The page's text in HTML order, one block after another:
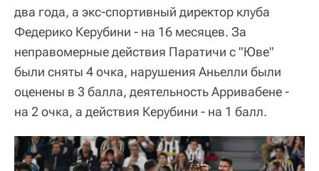
два года, а экс-спортивный директор клуба
Федерико Керубини - на 16 месяцев. За
неправомерные действия Паратичи с "Юве"
были сняты 4 очка, нарушения Аньелли были
оценены в 3 балла, деятельность Арривабене -
на 2 очка, а действия Керубини - на 1 балл.